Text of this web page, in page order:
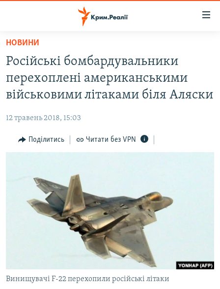
Перейти
основного
матеріалу
Перейти
до
основної
навігації
Перейти
до
ВІДЕО ТА ФОТО
БЛОГИ
ПОГЛЯД
ВСЕ ЗА ДЕНЬ
СПЕЦПРОЕКТИ
ДЕПОРТАЦІЯ
ВІДЕОУРОКИ «ELIFBE»
ІНФОГРАФІКА
ЯК ОБІЙТИ БЛОКУВАННЯ
ДОЛУЧАЙСЯ!
НОВИНИ
Російські бомбардувальники
перехоплені американськими
військовими літаками біля Аляски
12 травень 2018, 15:03
Поділитись Читати без VPN
Винищувачі F-22 перехопили російські літаки